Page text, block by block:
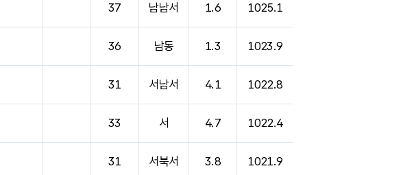
37 남남서 1.6 1025.1
36 남동 1.3 1023.9
31 서남서 4.1 1022.8
33 서 4.7 1022.4
31 서북서 3.8 1021.9